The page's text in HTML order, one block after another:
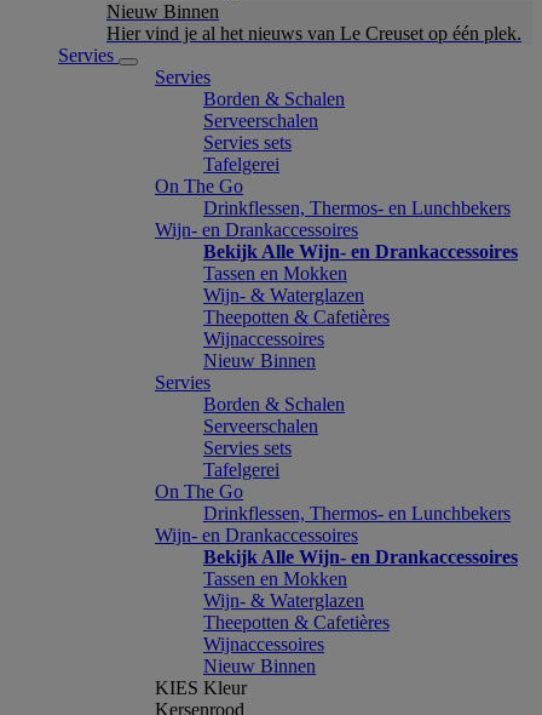
Nieuw Binnen
Hier vind je al het nieuws van Le Creuset op één plek.
Servies
Servies
Borden & Schalen
Serveerschalen
Servies sets
Tafelgerei
On The Go
Drinkflessen, Thermos- en Lunchbekers
Wijn- en Drankaccessoires
Bekijk Alle Wijn- en Drankaccessoires
Tassen en Mokken
Wijn- & Waterglazen
Theepotten & Cafetières
Wijnaccessoires
Nieuw Binnen
Servies
Borden & Schalen
Serveerschalen
Servies sets
Tafelgerei
On The Go
Drinkflessen, Thermos- en Lunchbekers
Wijn- en Drankaccessoires
Bekijk Alle Wijn- en Drankaccessoires
Tassen en Mokken
Wijn- & Waterglazen
Theepotten & Cafetières
Wijnaccessoires
Nieuw Binnen
KIES Kleur
Kersenrood